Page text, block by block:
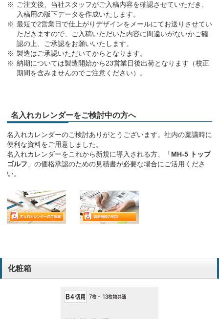
ご注文後、当社スタッフがご入稿内容を確認させていただき、
入稿用の版下データを作成いたします。
最短で2営業日で仕上がりデザインをメールにてお送りさせてい
ただきますので、ご入稿いただいた内容に間違いがないかご確
認の上、ご承認をお願いいたします。
製造はご承認いただいてからとなります。
納期については製造開始から23営業日後出荷となります（校正
期間を含みませんのでご注意ください）。
名入れカレンダーをご検討中の方へ
名入れカレンダーのご検討ありがとうございます。社内の稟議時に
便利な資料をご用意しました。
名入れカレンダーをこれから新規に導入される方、「MH-5 トップ
ゴルフ 」の価格承認のための見積書が必要な場合にご活用くださ
い。
化粧箱